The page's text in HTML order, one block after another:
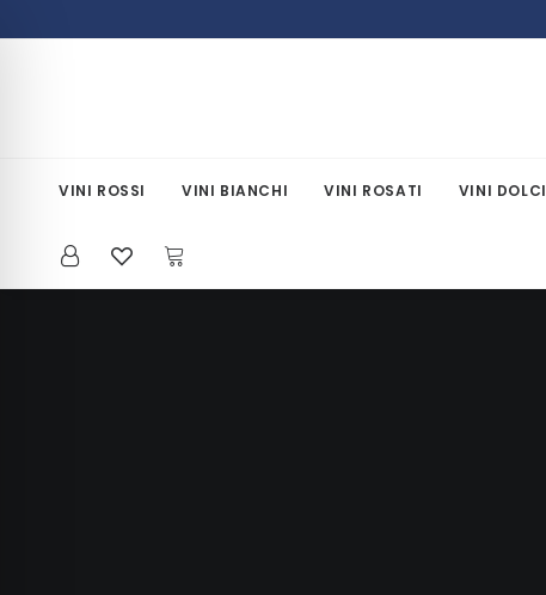
VINI ROSSI VINI BIANCHI VINI ROSATI VINI DOLCI